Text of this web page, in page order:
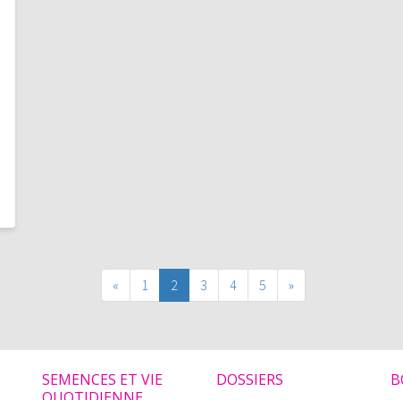
« 1 2 3 4 5 »
SEMENCES ET VIE
DOSSIERS